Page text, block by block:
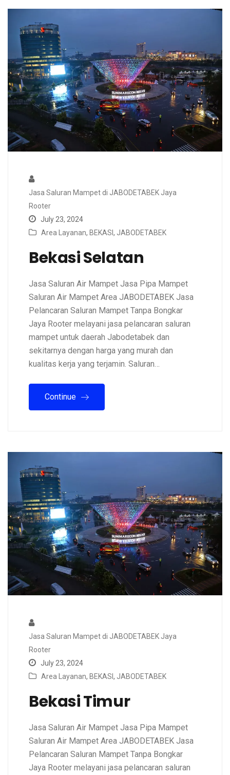
Jasa Saluran Mampet di JABODETABEK Jaya
Rooter
July 23, 2024
Area Layanan, BEKASI , JABODETABEK
Bekasi Selatan
Jasa Saluran Air Mampet Jasa Pipa Mampet
Saluran Air Mampet Area JABODETABEK Jasa
Pelancaran Saluran Mampet Tanpa Bongkar
Jaya Rooter melayani jasa pelancaran saluran
mampet untuk daerah Jabodetabek dan
sekitarnya dengan harga yang murah dan
kualitas kerja yang terjamin. Saluran…
Continue
Jasa Saluran Mampet di JABODETABEK Jaya
Rooter
July 23, 2024
Area Layanan, BEKASI , JABODETABEK
Bekasi Timur
Jasa Saluran Air Mampet Jasa Pipa Mampet
Saluran Air Mampet Area JABODETABEK Jasa
Pelancaran Saluran Mampet Tanpa Bongkar
Jaya Rooter melayani jasa pelancaran saluran